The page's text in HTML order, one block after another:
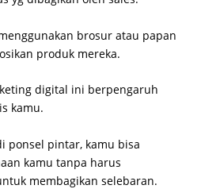
brosur atau papan
produk mereka.
digital ini berpengaruh
kamu.
ponsel pintar, kamu bisa
kamu tanpa harus
membagikan selebaran.